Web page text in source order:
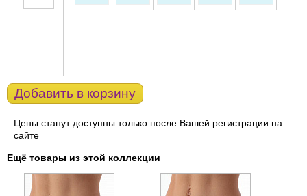
Добавить в корзину
Цены станут доступны только после Вашей регистрации на
сайте
Ещё товары из этой коллекции